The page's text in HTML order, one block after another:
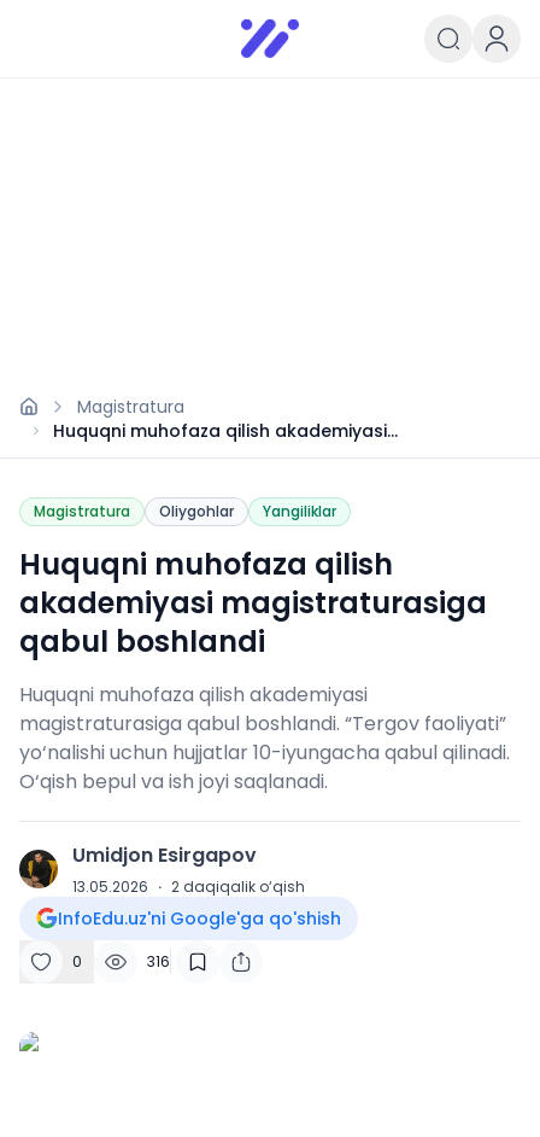
Infoedu
Ta&#039;lim xabarlari va
Magistratura
Huquqni muhofaza qilish akademiyasi
magistraturasiga qabul boshlandi
Magistratura Oliygohlar Yangiliklar
Huquqni muhofaza qilish
akademiyasi magistraturasiga
qabul boshlandi
Huquqni muhofaza qilish akademiyasi
magistraturasiga qabul boshlandi. “Tergov faoliyati”
yo‘nalishi uchun hujjatlar 10-iyungacha qabul qilinadi.
O‘qish bepul va ish joyi saqlanadi.
U Umidjon Esirgapov
13.05.2026 · 2 daqiqalik o‘qish
InfoEdu.uz'ni Google'ga qo'shish
0 316